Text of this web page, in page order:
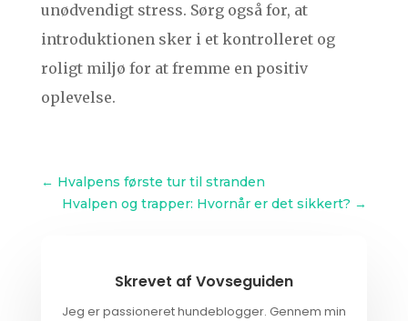
unødvendigt stress. Sørg også for, at
introduktionen sker i et kontrolleret og
roligt miljø for at fremme en positiv
oplevelse.
← Hvalpens første tur til stranden
Hvalpen og trapper: Hvornår er det sikkert? →
Skrevet af Vovseguiden
Jeg er passioneret hundeblogger. Gennem min